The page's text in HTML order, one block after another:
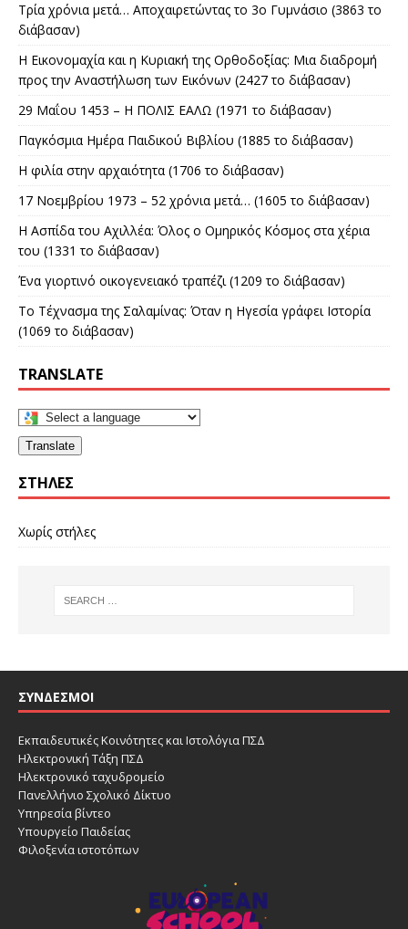
Τρία χρόνια μετά… Αποχαιρετώντας το 3ο Γυμνάσιο (3863 το
διάβασαν)
Η Εικονομαχία και η Κυριακή της Ορθοδοξίας: Μια διαδρομή
προς την Αναστήλωση των Εικόνων (2427 το διάβασαν)
29 Μαΐου 1453 – Η ΠΟΛΙΣ ΕΑΛΩ (1971 το διάβασαν)
Παγκόσμια Ημέρα Παιδικού Βιβλίου (1885 το διάβασαν)
Η φιλία στην αρχαιότητα (1706 το διάβασαν)
17 Νοεμβρίου 1973 – 52 χρόνια μετά… (1605 το διάβασαν)
Η Ασπίδα του Αχιλλέα: Όλος ο Ομηρικός Κόσμος στα χέρια
του (1331 το διάβασαν)
Ένα γιορτινό οικογενειακό τραπέζι (1209 το διάβασαν)
Το Τέχνασμα της Σαλαμίνας: Όταν η Ηγεσία γράφει Ιστορία
(1069 το διάβασαν)
TRANSLATE
Translate
ΣΤΉΛΕΣ
Χωρίς στήλες
ΣΎΝΔΕΣΜΟΙ
Εκπαιδευτικές Κοινότητες και Ιστολόγια ΠΣΔ
Ηλεκτρονική Τάξη ΠΣΔ
Ηλεκτρονικό ταχυδρομείο
Πανελλήνιο Σχολικό Δίκτυο
Υπηρεσία βίντεο
Υπουργείο Παιδείας
Φιλοξενία ιστοτόπων